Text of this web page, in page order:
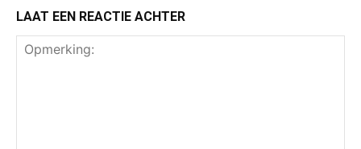
LAAT EEN REACTIE ACHTER